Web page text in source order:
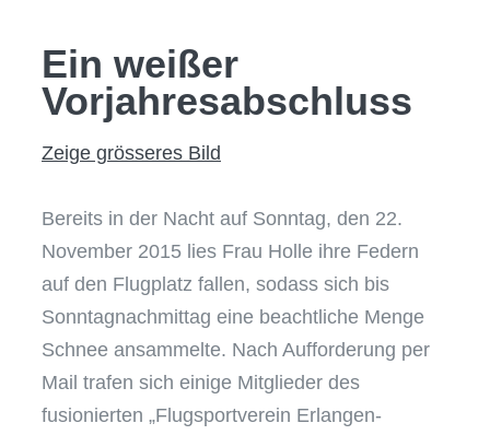
Ein weißer
Vorjahresabschluss
Zeige grösseres Bild
Bereits in der Nacht auf Sonntag, den 22.
November 2015 lies Frau Holle ihre Federn
auf den Flugplatz fallen, sodass sich bis
Sonntagnachmittag eine beachtliche Menge
Schnee ansammelte. Nach Aufforderung per
Mail trafen sich einige Mitglieder des
fusionierten „Flugsportverein Erlangen-